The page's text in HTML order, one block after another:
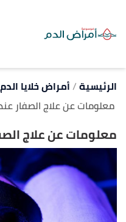
الرئيسية أمراض خلايا
معلومات عن علاج الصفار
معلومات عن علاج